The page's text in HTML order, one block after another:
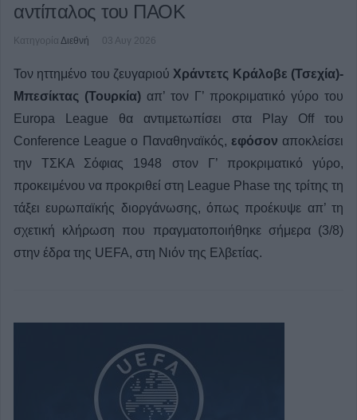
αντίπαλος του ΠΑΟΚ
Κατηγορία Διεθνή 03 Αυγ 2026
Τον ηττημένο του ζευγαριού Χράντετς Κράλοβε (Τσεχία)-
Μπεσίκτας (Τουρκία) απ’ τον Γ’ προκριματικό γύρο του
Europa League θα αντιμετωπίσει στα Play Off του
Conference League ο Παναθηναϊκός, εφόσον αποκλείσει
την ΤΣΚΑ Σόφιας 1948 στον Γ’ προκριματικό γύρο,
προκειμένου να προκριθεί στη League Phase της τρίτης τη
τάξει ευρωπαϊκής διοργάνωσης, όπως προέκυψε απ’ τη
σχετική κλήρωση που πραγματοποιήθηκε σήμερα (3/8)
στην έδρα της UEFA, στη Νιόν της Ελβετίας.